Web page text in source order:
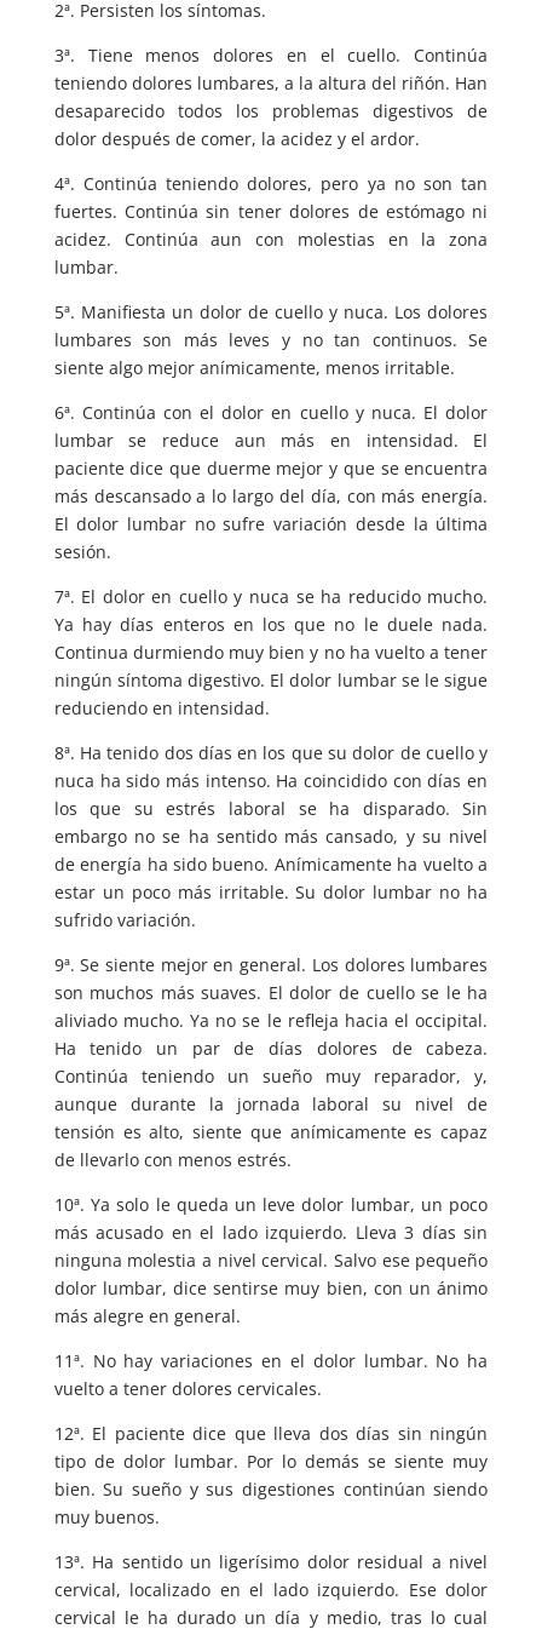
2ª. Persisten los síntomas.
3ª. Tiene menos dolores en el cuello. Continúa
teniendo dolores lumbares, a la altura del riñón. Han
desaparecido todos los problemas digestivos de
dolor después de comer, la acidez y el ardor.
4ª. Continúa teniendo dolores, pero ya no son tan
fuertes. Continúa sin tener dolores de estómago ni
acidez. Continúa aun con molestias en la zona
lumbar.
5ª. Manifiesta un dolor de cuello y nuca. Los dolores
lumbares son más leves y no tan continuos. Se
siente algo mejor anímicamente, menos irritable.
6ª. Continúa con el dolor en cuello y nuca. El dolor
lumbar se reduce aun más en intensidad. El
paciente dice que duerme mejor y que se encuentra
más descansado a lo largo del día, con más energía.
El dolor lumbar no sufre variación desde la última
sesión.
7ª. El dolor en cuello y nuca se ha reducido mucho.
Ya hay días enteros en los que no le duele nada.
Continua durmiendo muy bien y no ha vuelto a tener
ningún síntoma digestivo. El dolor lumbar se le sigue
reduciendo en intensidad.
8ª. Ha tenido dos días en los que su dolor de cuello y
nuca ha sido más intenso. Ha coincidido con días en
los que su estrés laboral se ha disparado. Sin
embargo no se ha sentido más cansado, y su nivel
de energía ha sido bueno. Anímicamente ha vuelto a
estar un poco más irritable. Su dolor lumbar no ha
sufrido variación.
9ª. Se siente mejor en general. Los dolores lumbares
son muchos más suaves. El dolor de cuello se le ha
aliviado mucho. Ya no se le refleja hacia el occipital.
Ha tenido un par de días dolores de cabeza.
Continúa teniendo un sueño muy reparador, y,
aunque durante la jornada laboral su nivel de
tensión es alto, siente que anímicamente es capaz
de llevarlo con menos estrés.
10ª. Ya solo le queda un leve dolor lumbar, un poco
más acusado en el lado izquierdo. Lleva 3 días sin
ninguna molestia a nivel cervical. Salvo ese pequeño
dolor lumbar, dice sentirse muy bien, con un ánimo
más alegre en general.
11ª. No hay variaciones en el dolor lumbar. No ha
vuelto a tener dolores cervicales.
12ª. El paciente dice que lleva dos días sin ningún
tipo de dolor lumbar. Por lo demás se siente muy
bien. Su sueño y sus digestiones continúan siendo
muy buenos.
13ª. Ha sentido un ligerísimo dolor residual a nivel
cervical, localizado en el lado izquierdo. Ese dolor
cervical le ha durado un día y medio, tras lo cual